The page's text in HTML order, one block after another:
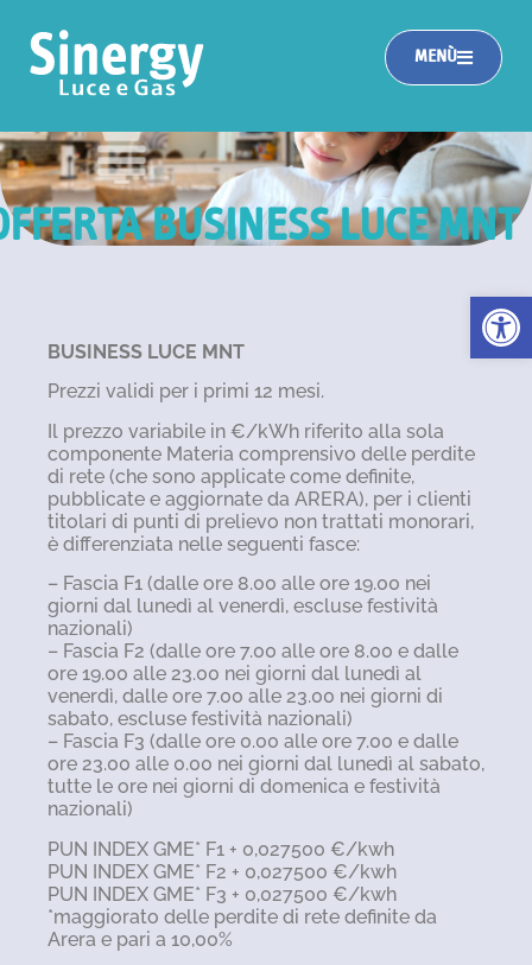
Apri la
MENÙ
BUSINESS LUCE MNT
BUSINESS LUCE MNT
Prezzi validi per i primi 12 mesi.
Il prezzo variabile in €/kWh riferito alla sola
componente Materia comprensivo delle perdite
di rete (che sono applicate come definite,
pubblicate e aggiornate da ARERA), per i clienti
titolari di punti di prelievo non trattati monorari,
è differenziata nelle seguenti fasce:
– Fascia F1 (dalle ore 8.00 alle ore 19.00 nei
giorni dal lunedì al venerdì, escluse festività
nazionali)
– Fascia F2 (dalle ore 7.00 alle ore 8.00 e dalle
ore 19.00 alle 23.00 nei giorni dal lunedì al
venerdì, dalle ore 7.00 alle 23.00 nei giorni di
sabato, escluse festività nazionali)
– Fascia F3 (dalle ore 0.00 alle ore 7.00 e dalle
ore 23.00 alle 0.00 nei giorni dal lunedì al sabato,
tutte le ore nei giorni di domenica e festività
nazionali)
PUN INDEX GME* F1 + 0,027500 €/kwh
PUN INDEX GME* F2 + 0,027500 €/kwh
PUN INDEX GME* F3 + 0,027500 €/kwh
*maggiorato delle perdite di rete definite da
Arera e pari a 10,00%